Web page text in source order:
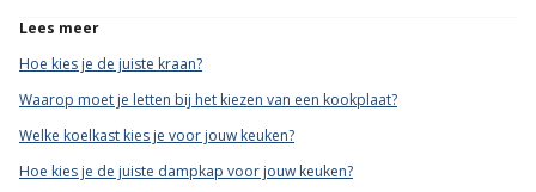
Lees meer
Hoe kies je de juiste kraan?
Waarop moet je letten bij het kiezen van een kookplaat?
Welke koelkast kies je voor jouw keuken?
Hoe kies je de juiste dampkap voor jouw keuken?